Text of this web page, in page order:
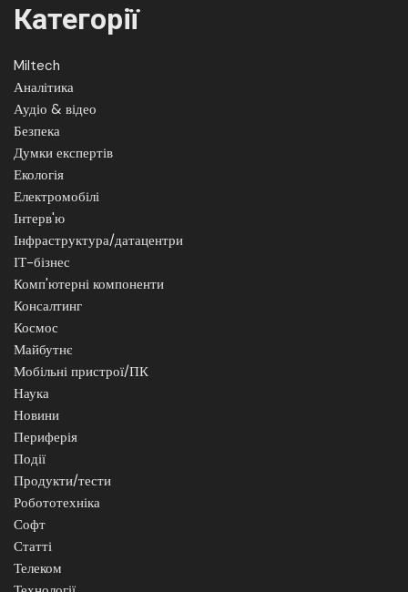
Категорії
Miltech
Аналітика
Аудіо & відео
Безпека
Думки експертів
Екологія
Електромобілі
Інтерв'ю
Інфраструктура/датацентри
ІТ-бізнес
Комп'ютерні компоненти
Консалтинг
Космос
Майбутнє
Мобільні пристрої/ПК
Наука
Новини
Периферія
Події
Продукти/тести
Робототехніка
Софт
Статті
Телеком